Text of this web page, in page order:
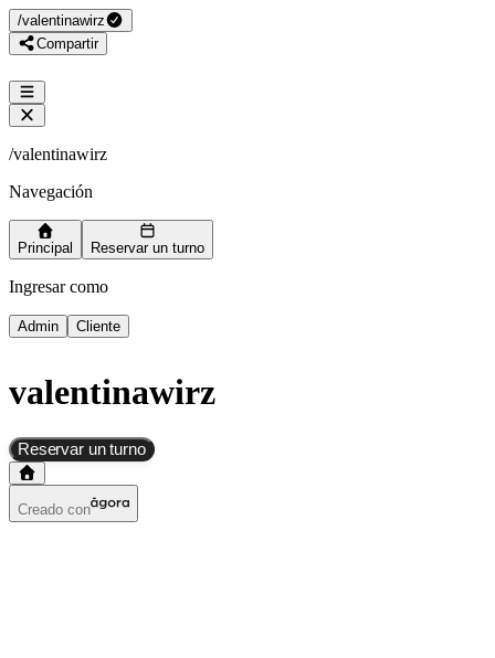
/valentinawirz
Compartir
/valentinawirz
Navegación
Principal Reservar un turno
Ingresar como
Admin Cliente
valentinawirz
Reservar un turno
Creado con